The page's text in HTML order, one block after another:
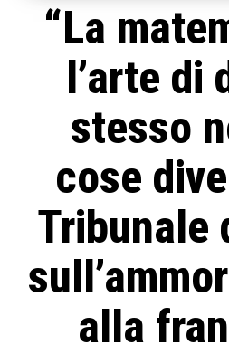
“La
l’arte di
stesso
cose
Tribunale
alla